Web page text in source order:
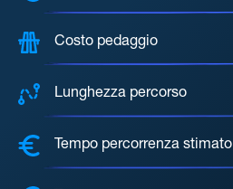
Costo pedaggio
Lunghezza percorso
Tempo percorrenza stimato